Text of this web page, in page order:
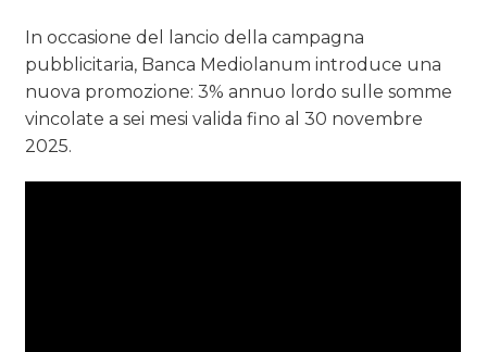
In occasione del lancio della campagna
pubblicitaria, Banca Mediolanum introduce una
nuova promozione: 3% annuo lordo sulle somme
vincolate a sei mesi valida fino al 30 novembre
2025.